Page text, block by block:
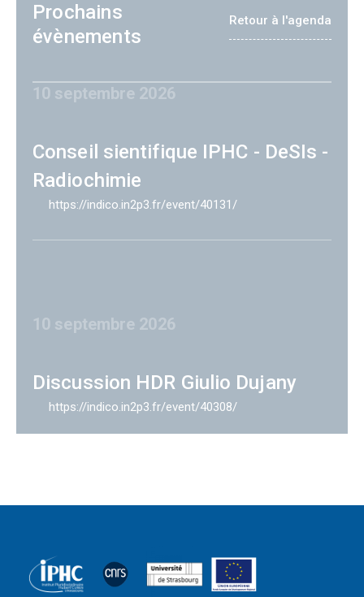
Prochains
évènements
Retour à l'agenda
10 septembre 2026
Conseil sientifique IPHC - DeSIs -
Radiochimie
https://indico.in2p3.fr/event/40131/
10 septembre 2026
Discussion HDR Giulio Dujany
https://indico.in2p3.fr/event/40308/